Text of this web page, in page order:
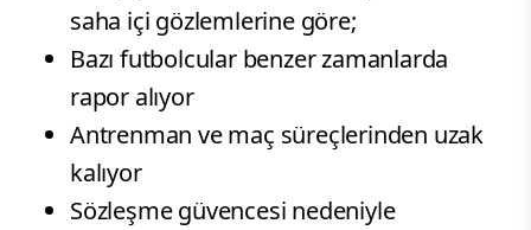
saha içi gözlemlerine göre;
Bazı futbolcular benzer zamanlarda
rapor alıyor
Antrenman ve maç süreçlerinden uzak
kalıyor
Sözleşme güvencesi nedeniyle